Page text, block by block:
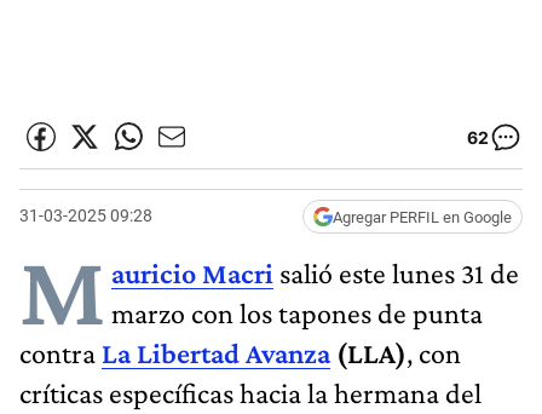
62
31-03-2025 09:28 Agregar PERFIL en Google
M auricio Macri salió este lunes 31 de
marzo con los tapones de punta
contra La Libertad Avanza(LLA), con
críticas específicas hacia la hermana del